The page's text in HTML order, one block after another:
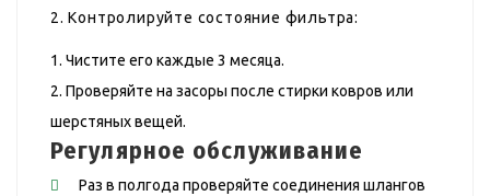
2. Контролируйте состояние фильтра:
Чистите его каждые 3 месяца.
Проверяйте на засоры после стирки ковров или
шерстяных вещей.
Регулярное обслуживание
Раз в полгода проверяйте соединения шлангов